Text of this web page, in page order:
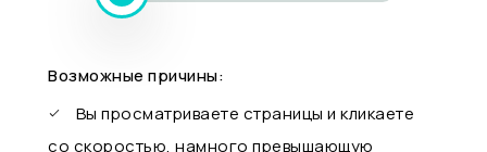
Возможные причины:
Вы просматриваете страницы и кликаете
со скоростью, намного превышающую